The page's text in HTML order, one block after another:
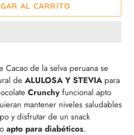
AL CARRITO
Cacao de la selva peruana se
de ALULOSA Y STEVIApara
Crunchy funcional apto
mantener niveles saludables
y disfrutar de un snack
apto para diabéticos.